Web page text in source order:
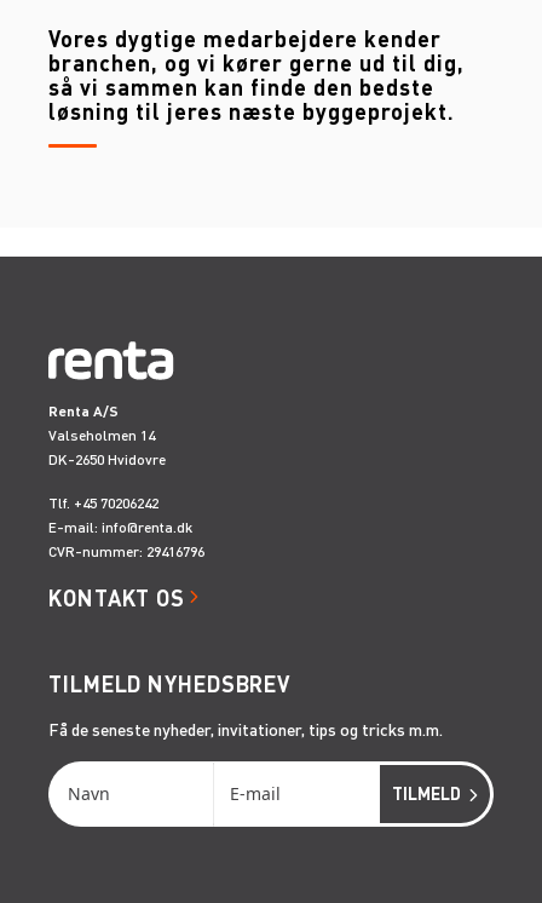
Vores dygtige medarbejdere kender
branchen, og vi kører gerne ud til dig,
så vi sammen kan finde den bedste
løsning til jeres næste byggeprojekt.
Renta A/S
Valseholmen 14
DK-2650 Hvidovre
Tlf. +45 70206242
E-mail: info@renta.dk
CVR-nummer: 29416796
KONTAKT OS
TILMELD NYHEDSBREV
Få de seneste nyheder, invitationer, tips og tricks m.m.